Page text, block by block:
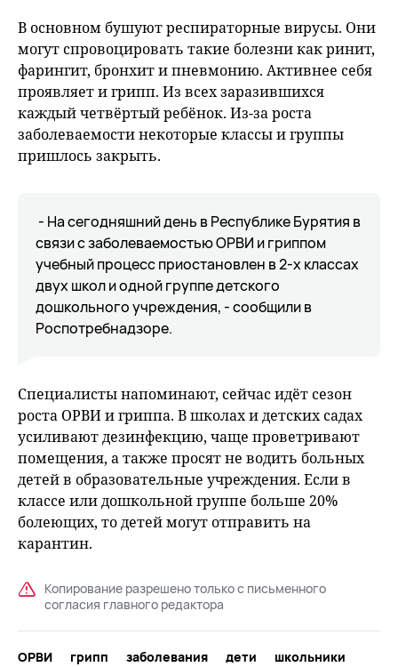
В основном бушуют респираторные вирусы. Они
могут спровоцировать такие болезни как ринит,
фарингит, бронхит и пневмонию. Активнее себя
проявляет и грипп. Из всех заразившихся
каждый четвёртый ребёнок. Из-за роста
заболеваемости некоторые классы и группы
пришлось закрыть.
- На сегодняшний день в Республике Бурятия в
связи с заболеваемостью ОРВИ и гриппом
учебный процесс приостановлен в 2-х классах
двух школ и одной группе детского
дошкольного учреждения, - сообщили в
Роспотребнадзоре.
Специалисты напоминают, сейчас идёт сезон
роста ОРВИ и гриппа. В школах и детских садах
усиливают дезинфекцию, чаще проветривают
помещения, а также просят не водить больных
детей в образовательные учреждения. Если в
классе или дошкольной группе больше 20%
болеющих, то детей могут отправить на
карантин.
Копирование разрешено только с письменного
согласия главного редактора
ОРВИ грипп заболевания дети школьники